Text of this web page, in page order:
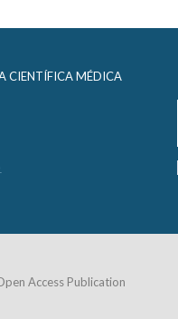
CIENTÍFICA MÉDICA
Access Publication